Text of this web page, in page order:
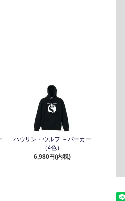
ハウリン・ウルフ －パーカー
（4色）
6,980円(内税)